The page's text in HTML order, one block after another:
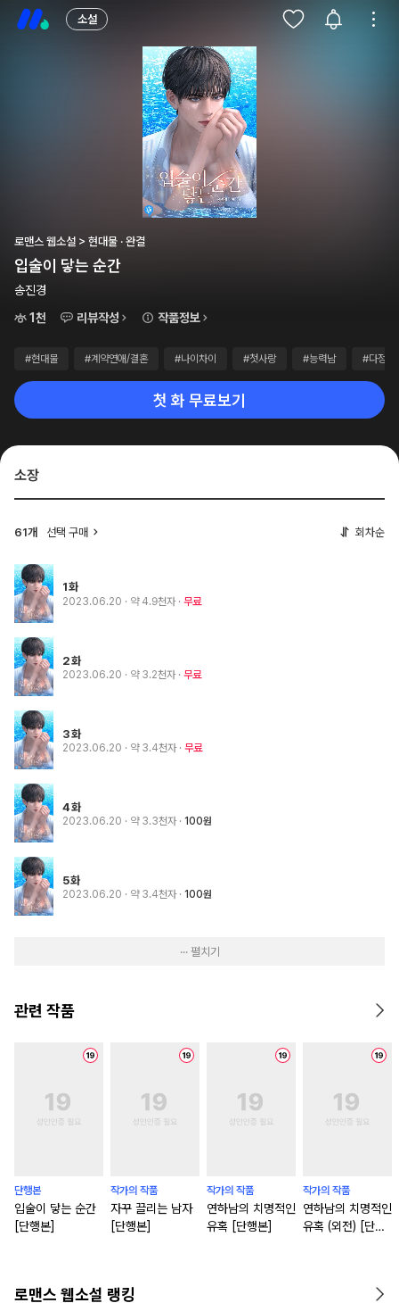
소설
로맨스 웹소설 > 현대물 · 완결
입술이 닿는 순간
송진경
1천
리뷰작성 작품정보
#현대물 #계약연애/결혼 #나이차이 #첫사랑 #능력남 #다정남
첫 화 무료보기
소장
61개 선택 구매 회차순
1화
2023.06.20 · 약 4.9천자 무료
2화
2023.06.20 · 약 3.2천자 무료
3화
2023.06.20 · 약 3.4천자 무료
4화
2023.06.20 · 약 3.3천자 100원
5화
2023.06.20 · 약 3.4천자 100원
··· 펼치기
관련 작품
단행본
입술이 닿는 순간
[단행본]
작가의 작품
자꾸 끌리는 남자
[단행본]
작가의 작품
연하남의 치명적인
유혹 [단행본]
작가의 작품
연하남의 치명적인
유혹 (외전) [단행
로맨스 웹소설 랭킹